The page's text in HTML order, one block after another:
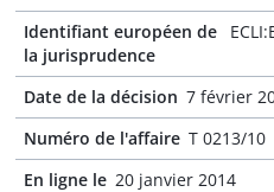
Identifiant européen de
la jurisprudence
Date de la décision 7 février
Numéro de l'affaire T 0213/10
En ligne le 20 janvier 2014